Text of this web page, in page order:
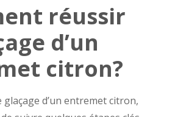
réussir
d’un
citron?
d’un entremet citron,